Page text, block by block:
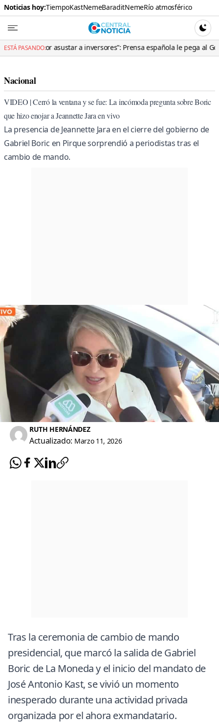
Noticias hoy:TiempoKastNemeBaraditNemeRío atmosférico
Central
ESTÁ PASANDO:a inversores”: Prensa española le pega al Gobierno tras
Nacional
VIDEO | Cerró la ventana y se fue: La incómoda pregunta sobre Boric
que hizo enojar a Jeannette Jara en vivo
La presencia de Jeannette Jara en el cierre del gobierno de
Gabriel Boric en Pirque sorprendió a periodistas tras el
cambio de mando.
RUTH HERNÁNDEZ
Actualizado: Marzo 11, 2026
Tras la ceremonia de cambio de mando
presidencial, que marcó la salida deGabriel
Boric de La Moneda y el inicio del mandato de
José Antonio Kast, se vivió un momento
inesperado durante una actividad privada
organizada por el ahora exmandatario.